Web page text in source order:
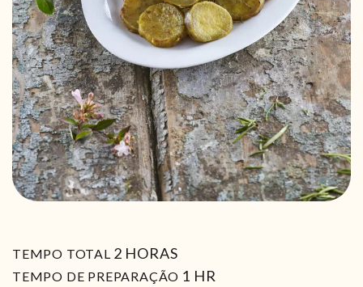
TEMPO TOTAL 2HORAS
HORAS
TEMPO DE PREPARAÇÃO 1 HORA
HR